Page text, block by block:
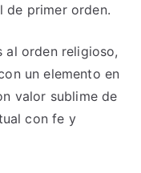
de primer orden.
al orden religioso,
un elemento en
valor sublime de
con fe y